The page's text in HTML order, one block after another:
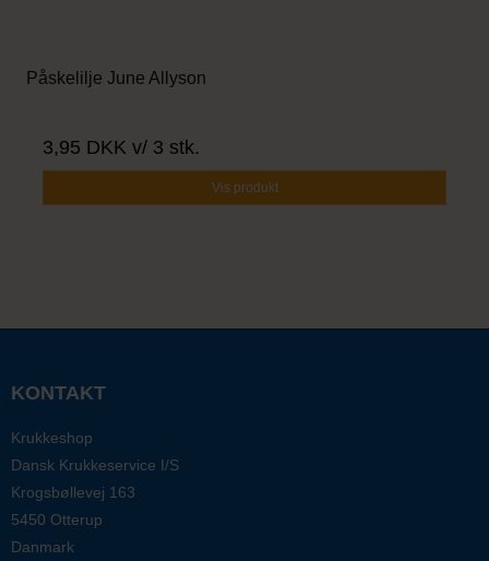
Påskelilje June Allyson
3,95 DKK v/ 3 stk.
Vis produkt
KONTAKT
Krukkeshop
Dansk Krukkeservice I/S
Krogsbøllevej 163
5450 Otterup
Danmark